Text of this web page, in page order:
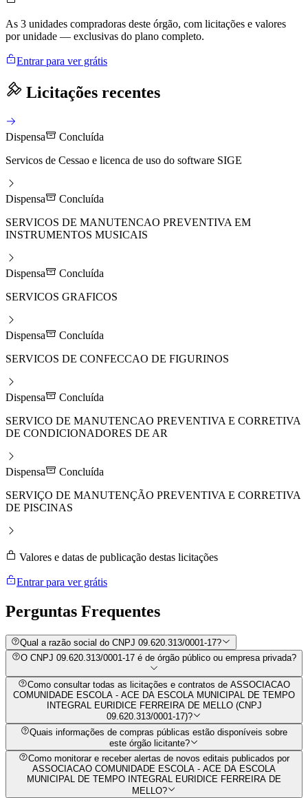
As 3 unidades compradoras deste órgão, com licitações e valores
por unidade — exclusivas do plano completo.
Entrar para ver grátis
Licitações recentes
Dispensa
Concluída
Servicos de Cessao e licenca de uso do software SIGE
Dispensa
Concluída
SERVICOS DE MANUTENCAO PREVENTIVA EM
INSTRUMENTOS MUSICAIS
Dispensa
Concluída
SERVICOS GRAFICOS
Dispensa
Concluída
SERVICOS DE CONFECCAO DE FIGURINOS
Dispensa
Concluída
SERVICO DE MANUTENCAO PREVENTIVA E CORRETIVA
DE CONDICIONADORES DE AR
Dispensa
Concluída
SERVIÇO DE MANUTENÇÃO PREVENTIVA E CORRETIVA
DE PISCINAS
Valores e datas de publicação destas licitações
Entrar para ver grátis
Perguntas Frequentes
Qual a razão social do CNPJ 09.620.313/0001-17?
O CNPJ 09.620.313/0001-17 é de órgão público ou empresa privada?
Como consultar todas as licitações e contratos de ASSOCIACAO
COMUNIDADE ESCOLA - ACE DA ESCOLA MUNICIPAL DE TEMPO
INTEGRAL EURIDICE FERREIRA DE MELLO (CNPJ
09.620.313/0001-17)?
Quais informações de compras públicas estão disponíveis sobre
este órgão licitante?
Como monitorar e receber alertas de novos editais publicados por
ASSOCIACAO COMUNIDADE ESCOLA - ACE DA ESCOLA
MUNICIPAL DE TEMPO INTEGRAL EURIDICE FERREIRA DE
MELLO?